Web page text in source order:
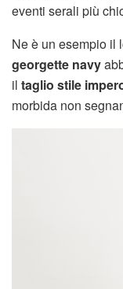
eventi serali più
Ne è un esempio il
georgette navy
il taglio stile
morbida non